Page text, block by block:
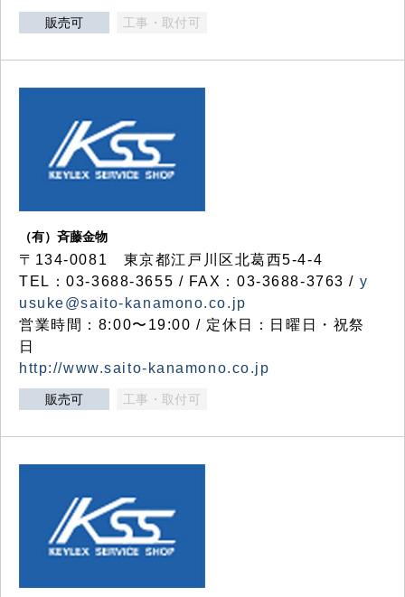
販売可 工事・取付可
（有）斉藤金物
〒134-0081 東京都江戸川区北葛西5-4-4
TEL：03-3688-3655 / FAX：03-3688-3763 / y
usuke@saito-kanamono.co.jp
営業時間：8:00〜19:00 / 定休日：日曜日・祝祭
日
http://www.saito-kanamono.co.jp
販売可 工事・取付可